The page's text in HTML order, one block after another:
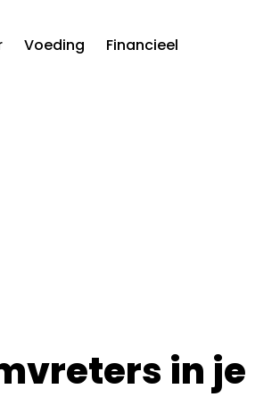
Voeding Financieel
in je